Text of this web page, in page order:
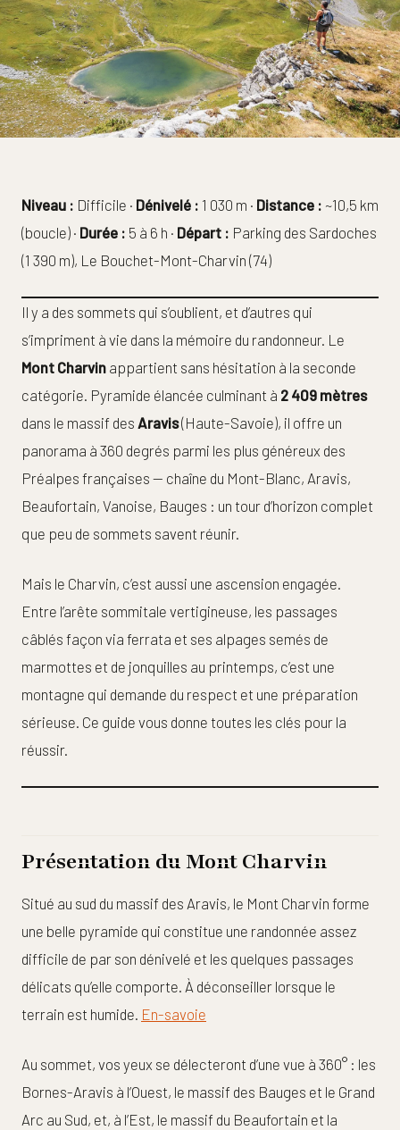
Niveau : Difficile · Dénivelé : 1 030 m · Distance : ~10,5 km
(boucle) · Durée : 5 à 6 h · Départ : Parking des Sardoches
(1 390 m), Le Bouchet-Mont-Charvin (74)
Il y a des sommets qui s’oublient, et d’autres qui
s’impriment à vie dans la mémoire du randonneur. Le
Mont Charvin appartient sans hésitation à la seconde
catégorie. Pyramide élancée culminant à 2 409 mètres
dans le massif des Aravis(Haute-Savoie), il offre un
panorama à 360 degrés parmi les plus généreux des
Préalpes françaises — chaîne du Mont-Blanc, Aravis,
Beaufortain, Vanoise, Bauges : un tour d’horizon complet
que peu de sommets savent réunir.
Mais le Charvin, c’est aussi une ascension engagée.
Entre l’arête sommitale vertigineuse, les passages
câblés façon via ferrata et ses alpages semés de
marmottes et de jonquilles au printemps, c’est une
montagne qui demande du respect et une préparation
sérieuse. Ce guide vous donne toutes les clés pour la
réussir.
Présentation du Mont Charvin
Situé au sud du massif des Aravis, le Mont Charvin forme
une belle pyramide qui constitue une randonnée assez
difficile de par son dénivelé et les quelques passages
délicats qu’elle comporte. À déconseiller lorsque le
terrain est humide. En-savoie
Au sommet, vos yeux se délecteront d’une vue à 360° : les
Bornes-Aravis à l’Ouest, le massif des Bauges et le Grand
Arc au Sud, et, à l’Est, le massif du Beaufortain et la